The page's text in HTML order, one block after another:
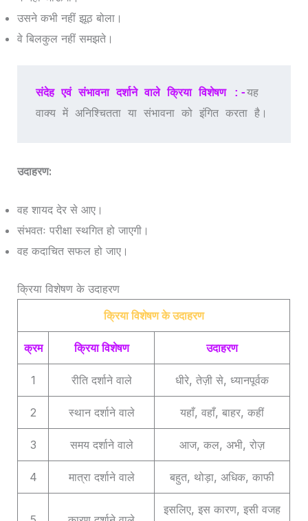
उसने कभी नहीं झूठ बोला।
वे बिलकुल नहीं समझते।
संदेह एवं संभावना दर्शाने वाले क्रिया विशेषण :-यह
वाक्य में अनिश्चितता या संभावना को इंगित करता है।
उदाहरण:
वह शायद देर से आए।
संभवतः परीक्षा स्थगित हो जाएगी।
वह कदाचित सफल हो जाए।
क्रिया विशेषण के उदाहरण
क्रिया विशेषण के उदाहरण
क्रम क्रिया विशेषण उदाहरण
1 रीति दर्शाने वाले धीरे, तेज़ी से, ध्यानपूर्वक
2 स्थान दर्शाने वाले यहाँ, वहाँ, बाहर, कहीं
3 समय दर्शाने वाले आज, कल, अभी, रोज़
4 मात्रा दर्शाने वाले बहुत, थोड़ा, अधिक, काफी
इसलिए, इस कारण, इसी वजह